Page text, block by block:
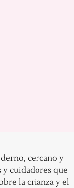
cercano y
y cuidadores que
la crianza y el